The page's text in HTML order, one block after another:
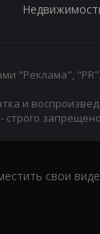
"Реклама",
и
строго
свои